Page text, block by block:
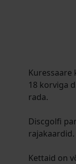
Kuressaare
18 korviga
rada.
Discgolfi
Kettaid on